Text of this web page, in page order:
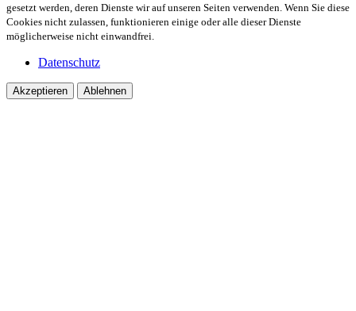
gesetzt werden, deren Dienste wir auf unseren Seiten verwenden. Wenn Sie diese
Cookies nicht zulassen, funktionieren einige oder alle dieser Dienste
möglicherweise nicht einwandfrei.
Datenschutz
Akzeptieren Ablehnen